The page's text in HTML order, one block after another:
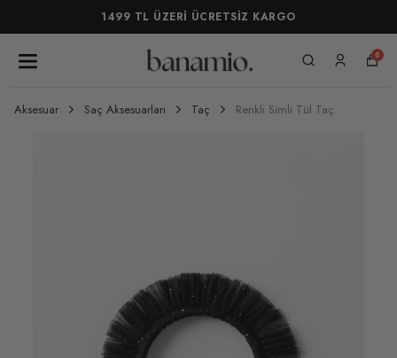
1499 TL ÜZERİ ÜCRETSİZ KARGO
0
Aksesuar Saç Aksesuarları Taç Renkli Simli Tül Taç